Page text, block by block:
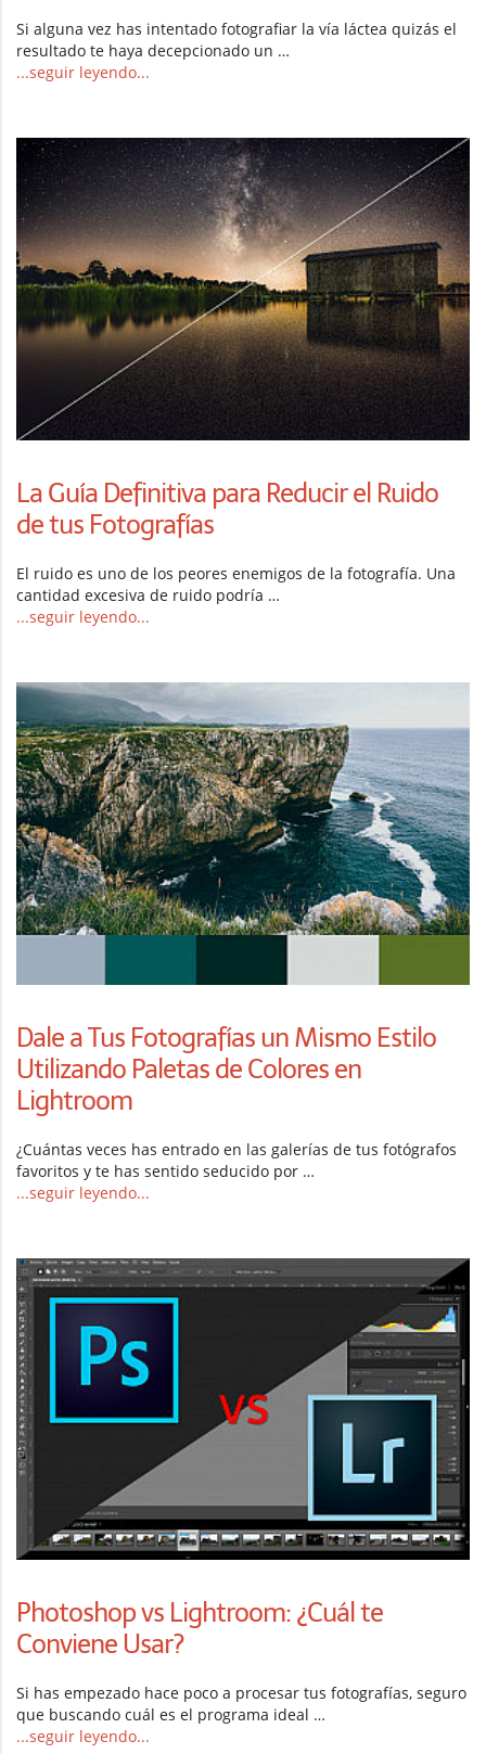
Si alguna vez has intentado fotografiar la vía láctea quizás el
resultado te haya decepcionado un …
...seguir leyendo...
La Guía Definitiva para Reducir el Ruido
de tus Fotografías
El ruido es uno de los peores enemigos de la fotografía. Una
cantidad excesiva de ruido podría …
...seguir leyendo...
Dale a Tus Fotografías un Mismo Estilo
Utilizando Paletas de Colores en
Lightroom
¿Cuántas veces has entrado en las galerías de tus fotógrafos
favoritos y te has sentido seducido por …
...seguir leyendo...
Photoshop vs Lightroom: ¿Cuál te
Conviene Usar?
Si has empezado hace poco a procesar tus fotografías, seguro
que buscando cuál es el programa ideal …
...seguir leyendo...